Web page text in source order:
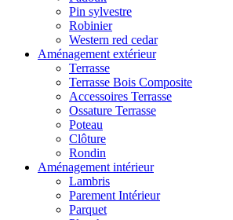
Pin sylvestre
Robinier
Western red cedar
Aménagement extérieur
Terrasse
Terrasse Bois Composite
Accessoires Terrasse
Ossature Terrasse
Poteau
Clôture
Rondin
Aménagement intérieur
Lambris
Parement Intérieur
Parquet